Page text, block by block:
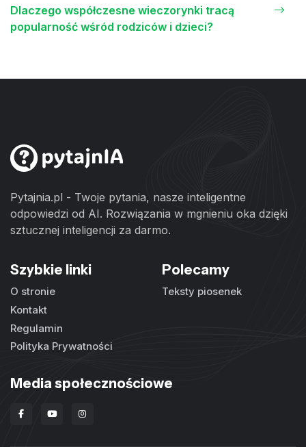
Dlaczego współczesne wieczorynki tracą
popularność wśród rodziców i dzieci?
Pytajnia.pl - Twoje pytania, nasze inteligentne
odpowiedzi od AI. Rozwiązania w mgnieniu oka dzięki
sztucznej inteligencji za darmo.
Szybkie linki
O stronie
Kontakt
Regulamin
Polityka Prywatności
Polecamy
Teksty piosenek
Media społecznościowe